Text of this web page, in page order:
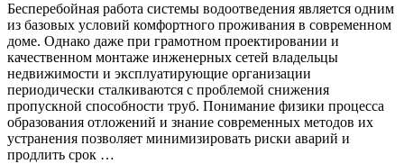
Бесперебойная работа системы водоотведения является одним
из базовых условий комфортного проживания в современном
доме. Однако даже при грамотном проектировании и
качественном монтаже инженерных сетей владельцы
недвижимости и эксплуатирующие организации
периодически сталкиваются с проблемой снижения
пропускной способности труб. Понимание физики процесса
образования отложений и знание современных методов их
устранения позволяет минимизировать риски аварий и
продлить срок …